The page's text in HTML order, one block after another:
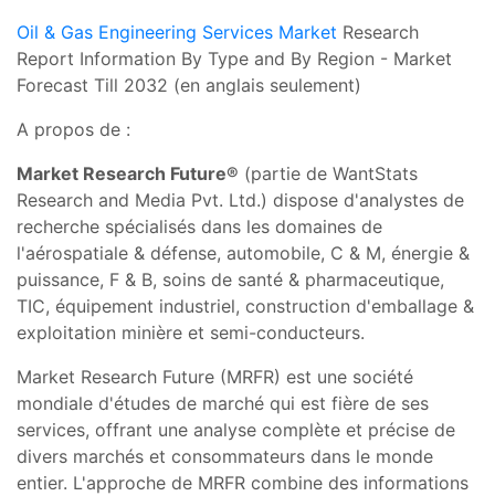
Oil & Gas Engineering Services Market Research
Report Information By Type and By Region - Market
Forecast Till 2032 (en anglais seulement)
A propos de :
Market Research Future® (partie de WantStats
Research and Media Pvt. Ltd.) dispose d'analystes de
recherche spécialisés dans les domaines de
l'aérospatiale & défense, automobile, C & M, énergie &
puissance, F & B, soins de santé & pharmaceutique,
TIC, équipement industriel, construction d'emballage &
exploitation minière et semi-conducteurs.
Market Research Future (MRFR) est une société
mondiale d'études de marché qui est fière de ses
services, offrant une analyse complète et précise de
divers marchés et consommateurs dans le monde
entier. L'approche de MRFR combine des informations